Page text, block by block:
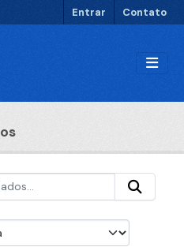
Entrar Contato